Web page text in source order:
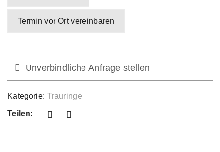
Termin vor Ort vereinbaren
Unverbindliche Anfrage stellen
Kategorie: Trauringe
Teilen: